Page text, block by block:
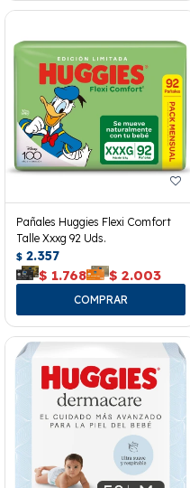
Pañales Huggies Flexi Comfort
Talle Xxxg 92 Uds.
$ 2.357
$ 1.768 $ 2.003